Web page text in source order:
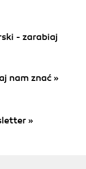
- zarabiaj
nam znać »
»